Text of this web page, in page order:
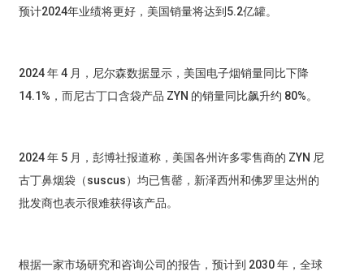
预计2024年业绩将更好，美国销量将达到5.2亿罐。
2024 年 4 月，尼尔森数据显示，美国电子烟销量同比下降
14.1%，而尼古丁口含袋产品 ZYN 的销量同比飙升约 80%。
2024 年 5 月，彭博社报道称，美国各州许多零售商的 ZYN 尼
古丁鼻烟袋（suscus）均已售罄，新泽西州和佛罗里达州的
批发商也表示很难获得该产品。
根据一家市场研究和咨询公司的报告，预计到 2030 年，全球